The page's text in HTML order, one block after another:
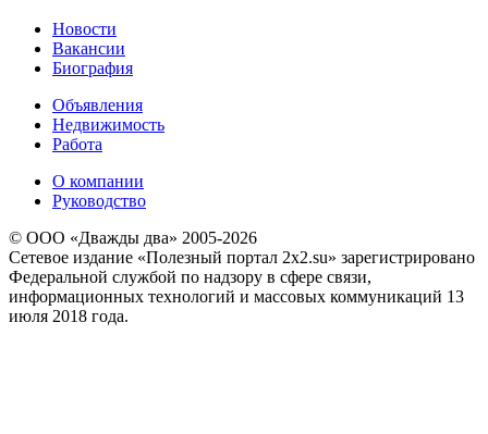
Новости
Вакансии
Биография
Объявления
Недвижимость
Работа
О компании
Руководство
© ООО «Дважды два» 2005-2026
Сетевое издание «Полезный портал 2x2.su» зарегистрировано
Федеральной службой по надзору в сфере связи,
информационных технологий и массовых коммуникаций 13
июля 2018 года.